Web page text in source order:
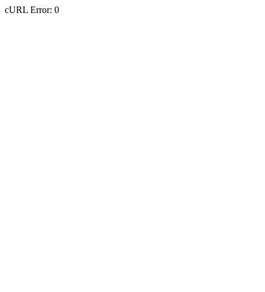
cURL Error: 0